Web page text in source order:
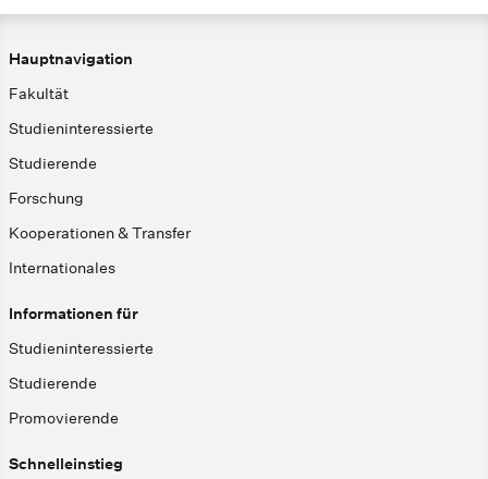
Hauptnavigation
Fakultät
Studieninteressierte
Studierende
Forschung
Kooperationen & Transfer
Internationales
Informationen für
Studieninteressierte
Studierende
Promovierende
Schnelleinstieg